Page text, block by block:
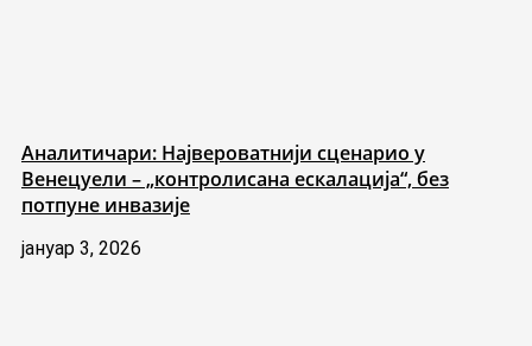
Аналитичари: Највероватнији сценарио у
Венецуели – „контролисана ескалација“, без
потпуне инвазије
јануар 3, 2026